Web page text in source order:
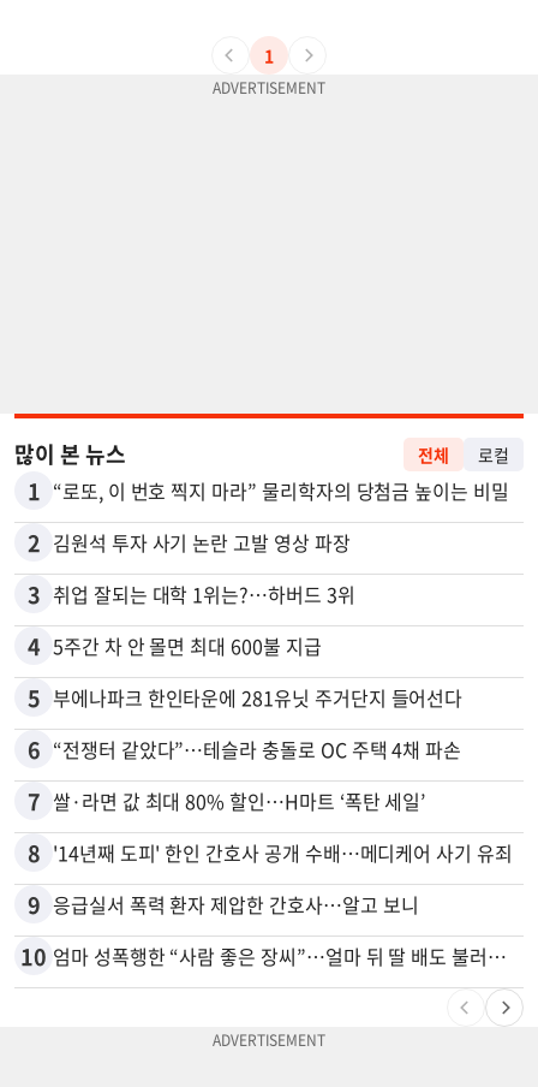
1
많이 본 뉴스 전체 로컬
1 “로또, 이 번호 찍지 마라” 물리학자의 당첨금 높이는 비밀
2 김원석 투자 사기 논란 고발 영상 파장
3 취업 잘되는 대학 1위는?…하버드 3위
4 5주간 차 안 몰면 최대 600불 지급
5 부에나파크 한인타운에 281유닛 주거단지 들어선다
6 “전쟁터 같았다”…테슬라 충돌로 OC 주택 4채 파손
7 쌀·라면 값 최대 80% 할인…H마트 ‘폭탄 세일’
8 '14년째 도피' 한인 간호사 공개 수배…메디케어 사기 유죄
9 응급실서 폭력 환자 제압한 간호사…알고 보니
10 엄마 성폭행한 “사람 좋은 장씨”…얼마 뒤 딸 배도 불러왔다